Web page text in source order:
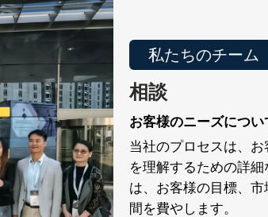
私たちのチーム
相談
お客様のニーズについ
当社のプロセスは、
を理解するための詳
は、お客様の目標、
間を費やします。